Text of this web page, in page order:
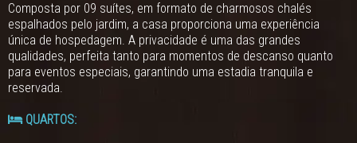
Composta por 09 suítes, em formato de charmosos chalés
espalhados pelo jardim, a casa proporciona uma experiência
única de hospedagem. A privacidade é uma das grandes
qualidades, perfeita tanto para momentos de descanso quanto
para eventos especiais, garantindo uma estadia tranquila e
reservada.
QUARTOS: